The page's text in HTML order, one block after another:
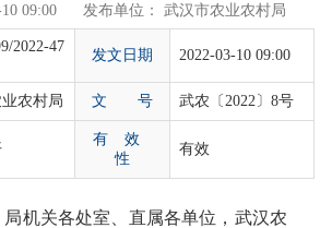
09:00 发布单位： 武汉市农业农村局
2022-47
发文日期 2022-03-10 09:00
农村局 文 号 武农〔2022〕8号
有
效
性
有效
机关各处室、直属各单位，武汉农